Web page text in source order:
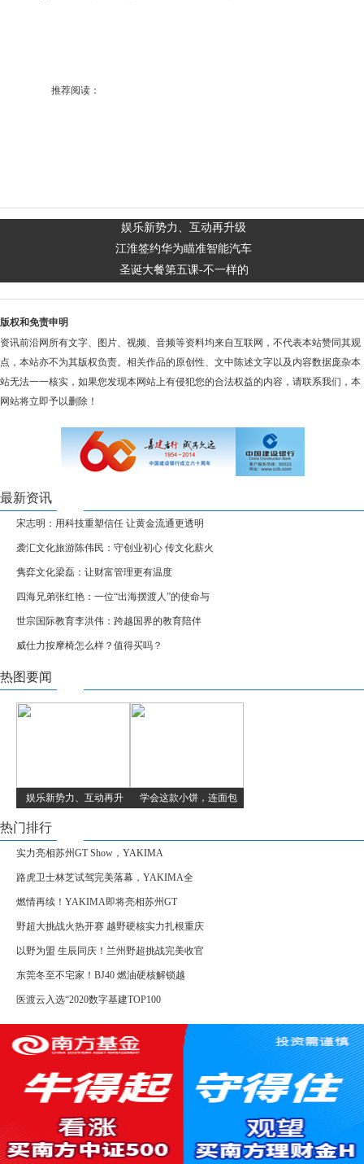
推荐阅读：
娱乐新势力、互动再升级
江淮签约华为瞄准智能汽车
圣诞大餐第五课-不一样的
版权和免责申明
资讯前沿网所有文字、图片、视频、音频等资料均来自互联网，不代表本站赞同其观
点，本站亦不为其版权负责。相关作品的原创性、文中陈述文字以及内容数据庞杂本
站无法一一核实，如果您发现本网站上有侵犯您的合法权益的内容，请联系我们，本
网站将立即予以删除！
最新资讯
宋志明：用科技重塑信任 让黄金流通更透明
袭汇文化旅游陈伟民：守创业初心 传文化薪火
隽弈文化梁磊：让财富管理更有温度
四海兄弟张红艳：一位“出海摆渡人”的使命与
世宗国际教育李洪伟：跨越国界的教育陪伴
威仕力按摩椅怎么样？值得买吗？
热图要闻
娱乐新势力、互动再升 学会这款小饼，连面包
热门排行
实力亮相苏州GT Show，YAKIMA
路虎卫士林芝试驾完美落幕，YAKIMA全
燃情再续！YAKIMA即将亮相苏州GT
野超大挑战火热开赛 越野硬核实力扎根重庆
以野为盟 生辰同庆！兰州野超挑战完美收官
东莞冬至不宅家！BJ40 燃油硬核解锁越
医渡云入选“2020数字基建TOP100